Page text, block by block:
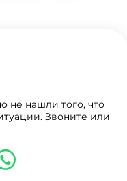
не нашли того, что
Звоните или